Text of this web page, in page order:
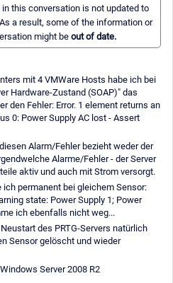
this conversation is not updated to
a result, some of the information or
might be out of date.
mit 4 VMWare Hosts habe ich bei
Hardware-Zustand (SOAP)" das
den Fehler: Error. 1 element returns an
0: Power Supply AC lost - Assert
Alarm/Fehler bezieht weder der
Alarme/Fehler - der Server
aktiv und auch mit Strom versorgt.
ich permanent bei gleichem Sensor:
state: Power Supply 1; Power
ich ebenfalls nicht weg...
des PRTG-Servers natürlich
Sensor gelöscht und wieder
Server 2008 R2